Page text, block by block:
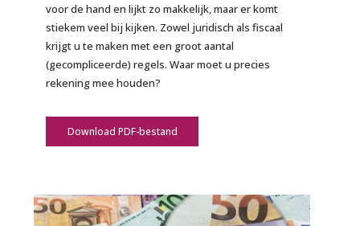
voor de hand en lijkt zo makkelijk, maar er komt
stiekem veel bij kijken. Zowel juridisch als fiscaal
krijgt u te maken met een groot aantal
(gecompliceerde) regels. Waar moet u precies
rekening mee houden?
Download PDF-bestand